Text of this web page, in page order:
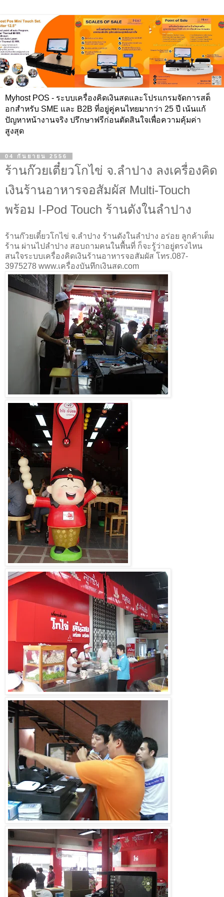
Myhost POS - ระบบเครื่องคิดเงินสดและโปรแกรมจัดการสต็
อกสำหรับ SME และ B2B ที่อยู่คู่คนไทยมากว่า 25 ปี เน้นแก้
ปัญหาหน้างานจริง ปรึกษาฟรีก่อนตัดสินใจเพื่อความคุ้มค่า
สูงสุด
04 กันยายน 2556
ร้านก๊วยเตี๋ยวโกไข่ จ.ลำปาง ลงเครื่องคิด
เงินร้านอาหารจอสัมผัส Multi-Touch
พร้อม I-Pod Touch ร้านดังในลำปาง
ร้านก๊วยเตี๋ยวโกไข่ จ.ลำปาง ร้านดังในลำปาง อร่อย ลูกค้าเต็ม
ร้าน ผ่านไปลำปาง สอบถามคนในพื้นที่ ก็จะรู้ว่าอยู่ตรงไหน
สนใจระบบเครื่องคิดเงินร้านอาหารจอสัมผัส โทร.087-
3975278 www.เครื่องบันทึกเงินสด.com